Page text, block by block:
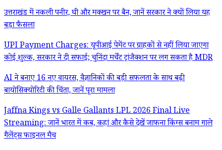
उत्तराखंड में नकली पनीर, घी और मक्खन पर बैन, जानें सरकार ने क्यों लिया यह
बड़ा फैसला
UPI Payment Charges: यूपीआई पेमेंट पर ग्राहकों से नहीं लिया जाएगा
कोई शुल्क, सरकार ने दी सफाई; चुनिंदा मर्चेंट ट्रांजैक्शन पर लग सकता है MDR
AI ने बनाए 16 नए वायरस, वैज्ञानिकों की बड़ी सफलता के साथ बढ़ी
बायोसिक्योरिटी की चिंता, जानें पूरा मामला
Jaffna Kings vs Galle Gallants LPL 2026 Final Live
Streaming: जानें भारत में कब, कहां और कैसे देखें जाफना किंग्स बनाम गाले
गैलेंट्स फाइनल मैच